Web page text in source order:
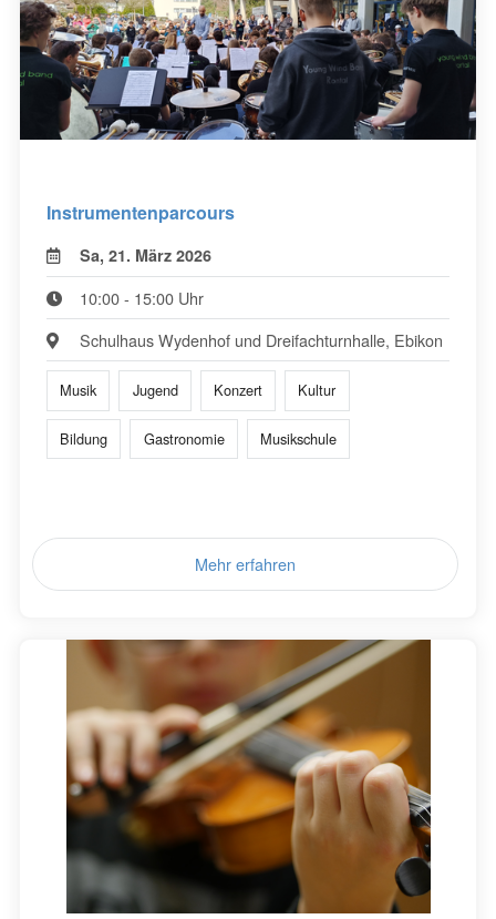
Instrumentenparcours
Sa, 21. März 2026
10:00 - 15:00 Uhr
Schulhaus Wydenhof und Dreifachturnhalle, Ebikon
Musik Jugend Konzert Kultur
Bildung Gastronomie Musikschule
Mehr erfahren